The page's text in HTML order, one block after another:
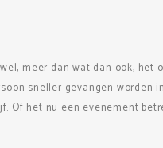
meer dan wat dan ook, het
sneller gevangen worden
Of het nu een evenement